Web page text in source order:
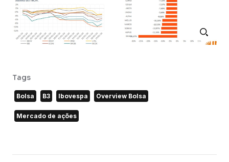
Tags
Bolsa B3 Ibovespa Overview Bolsa
Mercado de ações